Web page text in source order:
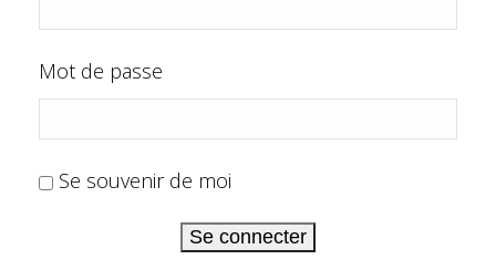
Mot de passe
Se souvenir de moi
Se connecter